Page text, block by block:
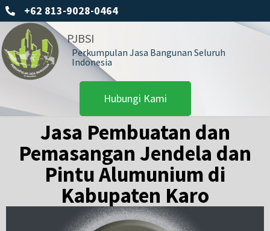
+62 813-9028-0464
PJBSI
Perkumpulan Jasa Bangunan Seluruh
Indonesia
Hubungi Kami
Jasa Pembuatan dan
Pemasangan Jendela dan
Pintu Alumunium di
Kabupaten Karo